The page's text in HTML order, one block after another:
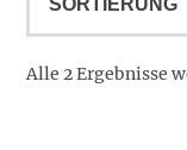
Alle 2 Ergebnisse